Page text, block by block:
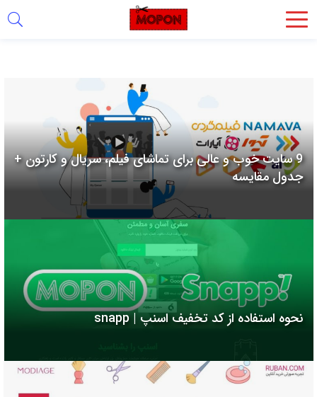
اشتراک
از
روش‌های
زیر
می‌توانید
صفحه
دوستان
خود
به
بگذارید.
9 سایت خوب و عالی برای تماشای فیلم، سریال و کارتون +
جدول مقایسه
نحوه استفاده از کد تخفیف اسنپ | snapp